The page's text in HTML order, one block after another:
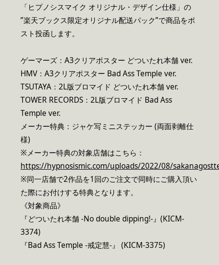
「ヒプノシスマイク オリジナル・デザイン仕様」の
”楽天ブックス限定オリジナル配送パック”で商品をポ
スト投函します。
ゲーマーズ：A3クリアポスター どついたれ本舗 ver.
HMV：A3クリアポスター Bad Ass Temple ver.
TSUTAYA：2L版ブロマイド どついたれ本舗 ver.
TOWER RECORDS：2L版ブロマイド Bad Ass
Temple ver.
メーカー特典：ジャケ写ミニステッカー (両面剥離仕
様)
※メーカー特典の対象店舗はこちら：
https://hypnosismic.com/uploads/2022/08/
※同一店舗で2作品を1回のご注文で同時にご購入頂い
た際にお付けする特典となります。
《対象商品》
『どついたれ本舗 -No double dipping!-』(KICM-
3374)
『Bad Ass Temple -戒定慧-』 (KICM-3375)